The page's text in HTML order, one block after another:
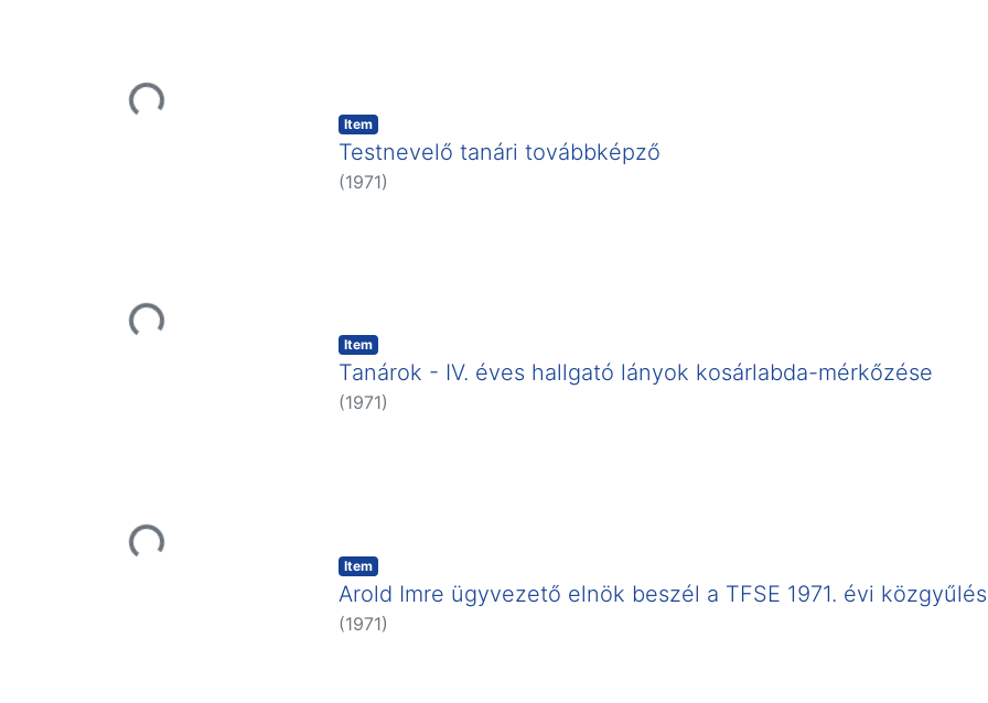
Loading...
Loading...
Item
Testnevelő tanári továbbképző
(1971)
Loading...
Item
Tanárok - IV. éves hallgató lányok kosárlabda-mérkőzése
(1971)
Item
Arold Imre ügyvezető elnök beszél a TFSE 1971. évi
(1971)